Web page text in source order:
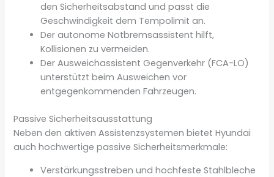
den Sicherheitsabstand und passt die
Geschwindigkeit dem Tempolimit an.
Der autonome Notbremsassistent hilft,
Kollisionen zu vermeiden.
Der Ausweichassistent Gegenverkehr (FCA-LO)
unterstützt beim Ausweichen vor
entgegenkommenden Fahrzeugen.
Passive Sicherheitsausstattung
Neben den aktiven Assistenzsystemen bietet Hyundai
auch hochwertige passive Sicherheitsmerkmale:
Verstärkungsstreben und hochfeste Stahlbleche